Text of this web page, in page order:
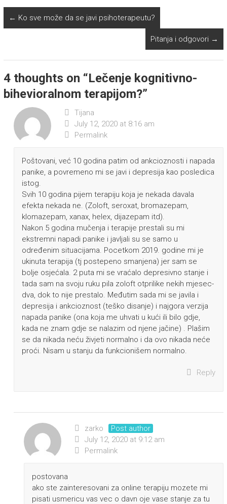
← Ko sve može da se javi psihoterapeutu?
Pitanja i odgovori →
4 thoughts on “Lečenje kognitivno-
bihevioralnom terapijom?”
Tijana
July 12, 2020 at 8:16 am
Permalink
Poštovani, već 10 godina patim od ankcioznosti i napada
panike, a povremeno mi se javi i depresija kao posledica
istog.
Svih 10 godina pijem terapiju koja je nekada davala
efekta nekada ne. (Zoloft, seroxat, bromazepam,
klomazepam, xanax, helex, dijazepam itd).
Nakon 5 godina mučenja i terapije prestali su mi
ekstremni napadi panike i javljali su se samo u
određenim situacijama. Pocetkom 2019. godine mi je
ukinuta terapija (tj postepeno smanjena) jer sam se
bolje osjećala. 2 puta mi se vraćalo depresivno stanje i
tada sam na svoju ruku pila zoloft otprilike nekih mjesec-
dva, dok to nije prestalo. Međutim sada mi se javila i
depresija i ankcioznost (teško disanje) i najgora verzija
napada panike (ona koja me uhvati u kući ili bilo gdje,
kada ne znam gdje se nalazim od njene jačine) . Plašim
se da nikada neću živjeti normalno i da ovo nikada neće
proći. Nisam u stanju da funkcionišem normalno.
Reply
zarko
Post author
July 12, 2020 at 9:12 am
Permalink
postovana
ako ste zainteresovani za online terapiju mozete mi
pisati usmericu vas vec o davn oje vase stanje za tu